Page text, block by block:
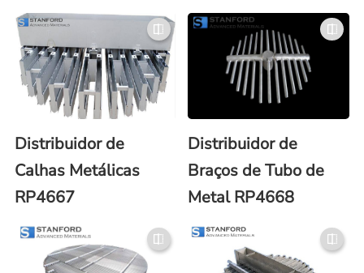
Distribuidor de
Calhas Metálicas
RP4667
Distribuidor de
Braços de Tubo de
Metal RP4668